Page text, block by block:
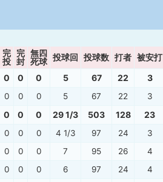
完
投
完
封
無四
死球 投球回 投球数 打者 被安打
0 0 0 5 67 22 3
0 0 0 5 67 22 3
0 0 0 29 1/3 503 128 23
0 0 0 4 1/3 97 24 3
0
0 0 7 95 26 4
0
0 0 6 97 24 4